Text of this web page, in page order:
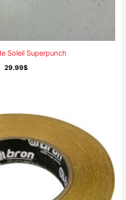
Soleil Superpunch
29.99$